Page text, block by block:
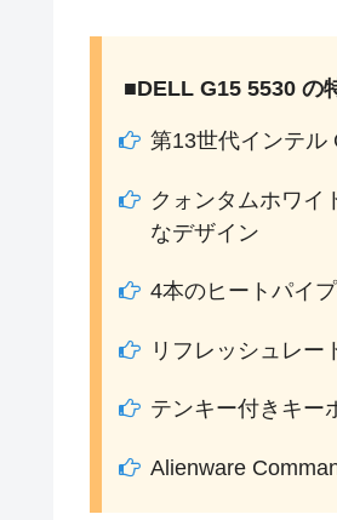
■DELL G15 5530 の
第13世代インテル
クォンタムホワイ
なデザイン
4本のヒートパイ
リフレッシュレー
テンキー付きキー
Alienware